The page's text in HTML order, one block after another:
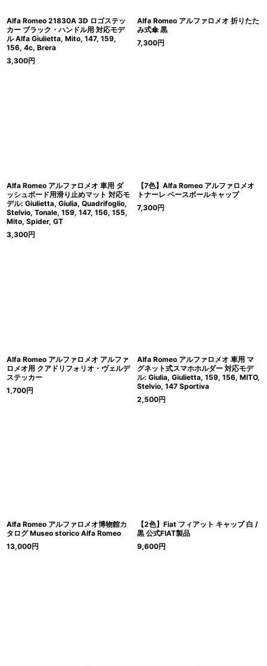
Alfa Romeo 21830A 3D ロゴステッ
カー ブラック・ハンドル用 対応モデ
ル Alfa Giulietta, Mito, 147, 159,
156, 4c, Brera
3,300円
Alfa Romeo アルファロメオ 折りたた
み式傘 黒
7,300円
Alfa Romeo アルファロメオ 車用 ダ
ッシュボード用滑り止めマット 対応モ
デル: Giulietta, Giulia, Quadrifoglio,
Stelvio, Tonale, 159, 147, 156, 155,
Mito, Spider, GT
3,300円
【7色】Alfa Romeo アルファロメオ
トナーレ ベースボールキャップ
7,300円
Alfa Romeo アルファロメオ アルファ
ロメオ用 クアドリフォリオ・ヴェルデ
ステッカー
1,700円
Alfa Romeo アルファロメオ 車用 マ
グネット式スマホホルダー 対応モデ
ル: Giulia, Giulietta, 159, 156, MITO,
Stelvio, 147 Sportiva
2,500円
Alfa Romeo アルファロメオ博物館カ
タログ Museo storico Alfa Romeo
13,000円
【2色】Fiat フィアット キャップ 白 /
黒 公式FIAT製品
9,600円